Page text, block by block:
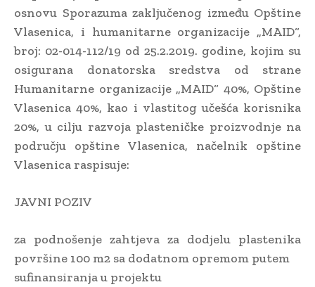
osnovu Sporazuma zaključenog između Opštine
Vlasenica, i humanitarne organizacije „MAID“,
broj: 02-014-112/19 od 25.2.2019. godine, kojim su
osigurana donatorska sredstva od strane
Humanitarne organizacije „MAID“ 40%, Opštine
Vlasenica 40%, kao i vlastitog učešća korisnika
20%, u cilju razvoja plasteničke proizvodnje na
području opštine Vlasenica, načelnik opštine
Vlasenica raspisuje:
JAVNI POZIV
za podnošenje zahtjeva za dodjelu plastenika
površine 100 m2 sa dodatnom opremom putem
sufinansiranja u projektu